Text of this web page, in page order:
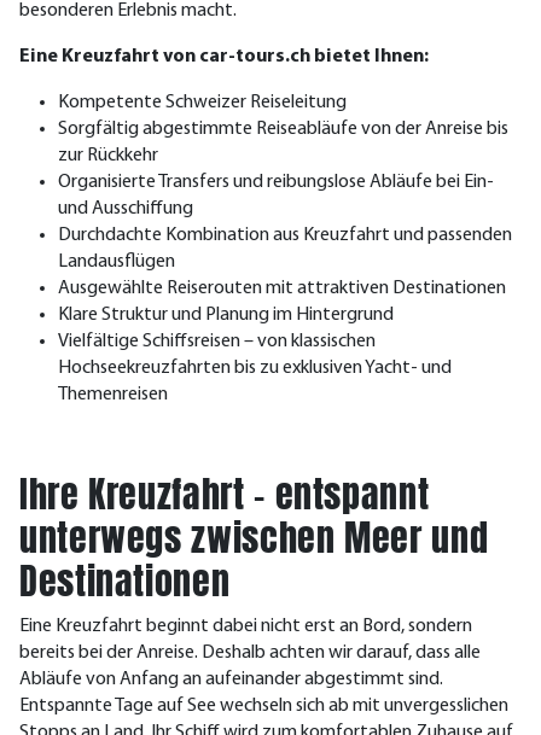
besonderen Erlebnis macht.
Eine Kreuzfahrt von car-tours.ch bietet Ihnen:
Kompetente Schweizer Reiseleitung
Sorgfältig abgestimmte Reiseabläufe von der Anreise bis
zur Rückkehr
Organisierte Transfers und reibungslose Abläufe bei Ein-
und Ausschiffung
Durchdachte Kombination aus Kreuzfahrt und passenden
Landausflügen
Ausgewählte Reiserouten mit attraktiven Destinationen
Klare Struktur und Planung im Hintergrund
Vielfältige Schiffsreisen – von klassischen
Hochseekreuzfahrten bis zu exklusiven Yacht- und
Themenreisen
Ihre Kreuzfahrt – entspannt
unterwegs zwischen Meer und
Destinationen
Eine Kreuzfahrt beginnt dabei nicht erst an Bord, sondern
bereits bei der Anreise. Deshalb achten wir darauf, dass alle
Abläufe von Anfang an aufeinander abgestimmt sind.
Entspannte Tage auf See wechseln sich ab mit unvergesslichen